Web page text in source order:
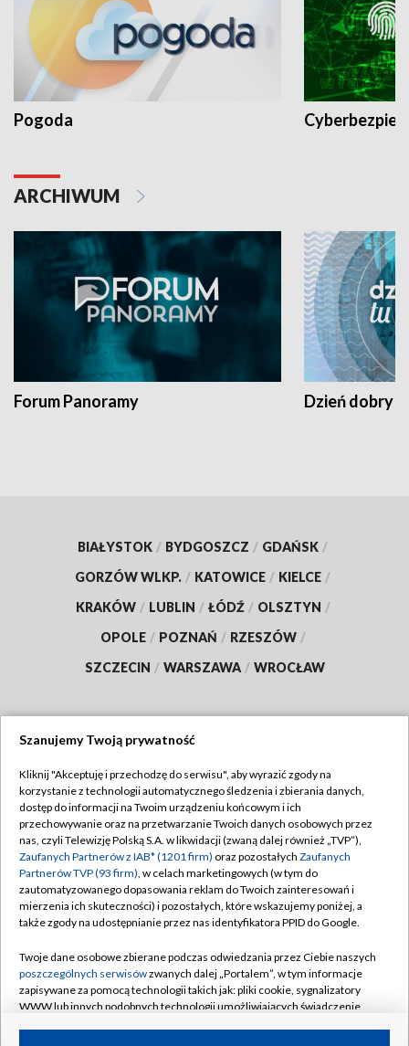
Pogoda
ARCHIWUM
Forum Panoramy Dzień dobry
BIAŁYSTOK / BYDGOSZCZ / GDAŃSK /
GORZÓW WLKP. / KATOWICE / KIELCE /
KRAKÓW / LUBLIN / ŁÓDŹ / OLSZTYN /
OPOLE / POZNAŃ / RZESZÓW /
SZCZECIN / WARSZAWA / WROCŁAW
TVP
Abonament TVP
Emisja w TVP
Centrum informacji TVP
Naziemna Telewizja Cyfrowa
Rada Programowa
System NOS
Informacje o nadawcy
Regulamin TVP
Polityka prywatności
Moje zgody
Pomoc
Kontakt
Kanały
Szanujemy Twoją prywatność
Kliknij "Akceptuję i przechodzę do serwisu", aby wyrazić zgody na
korzystanie z technologii automatycznego śledzenia i zbierania danych,
dostęp do informacji na Twoim urządzeniu końcowym i ich
przechowywanie oraz na przetwarzanie Twoich danych osobowych przez
nas, czyli Telewizję Polską S.A. w likwidacji (zwaną dalej również „TVP”),
Zaufanych Partnerów z IAB* (1201 firm) oraz pozostałych Zaufanych
Partnerów TVP (93 firm), w celach marketingowych (w tym do
zautomatyzowanego dopasowania reklam do Twoich zainteresowań i
mierzenia ich skuteczności) i pozostałych, które wskazujemy poniżej, a
także zgody na udostępnianie przez nas identyfikatora PPID do Google.
Twoje dane osobowe zbierane podczas odwiedzania przez Ciebie naszych
poszczególnych serwisówzwanych dalej „Portalem”, w tym informacje
zapisywane za pomocą technologii takich jak: pliki cookie, sygnalizatory
WWW lub innych podobnych technologii umożliwiających świadczenie